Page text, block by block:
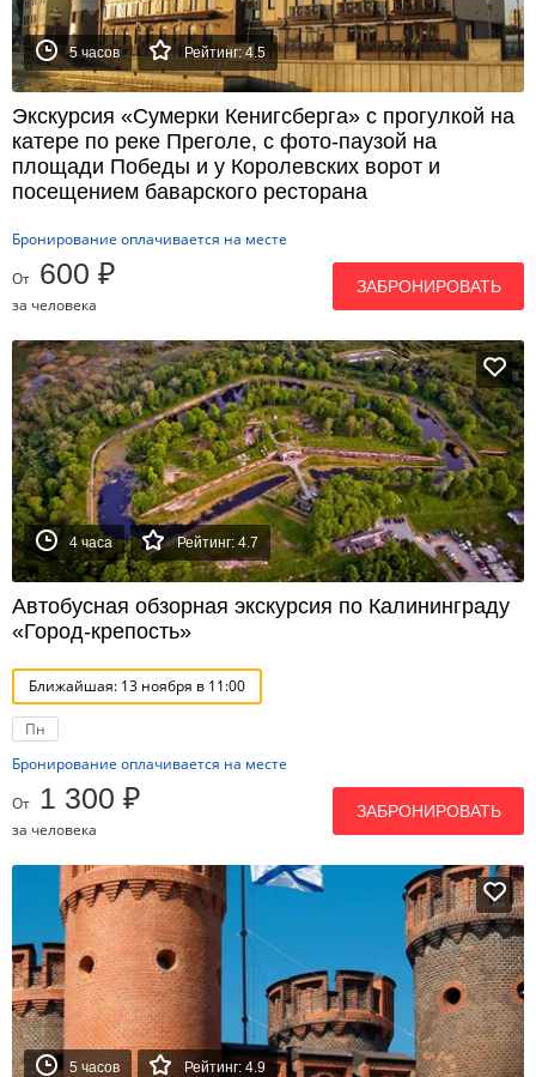
5 часов Рейтинг: 4.5
Экскурсия «Сумерки Кенигсберга» с прогулкой на
катере по реке Преголе, с фото-паузой на
площади Победы и у Королевских ворот и
посещением баварского ресторана
Бронирование оплачивается на месте
От 600 ₽
за человека
ЗАБРОНИРОВАТЬ
4 часа Рейтинг: 4.7
Автобусная обзорная экскурсия по Калининграду
«Город-крепость»
Ближайшая: 13 ноября в 11:00
Пн
Бронирование оплачивается на месте
От 1 300 ₽
за человека
ЗАБРОНИРОВАТЬ
5 часов Рейтинг: 4.9